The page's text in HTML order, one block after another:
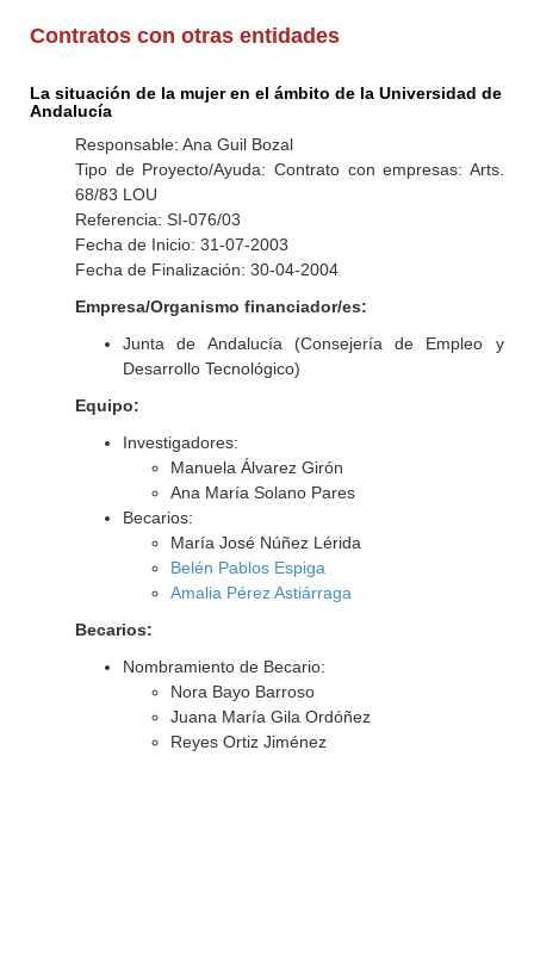
Contratos con otras entidades
La situación de la mujer en el ámbito de la Universidad de
Andalucía
Responsable: Ana Guil Bozal
Tipo de Proyecto/Ayuda: Contrato con empresas: Arts.
68/83 LOU
Referencia: SI-076/03
Fecha de Inicio: 31-07-2003
Fecha de Finalización: 30-04-2004
Empresa/Organismo financiador/es:
Junta de Andalucía (Consejería de Empleo y
Desarrollo Tecnológico)
Equipo:
Investigadores:
Manuela Álvarez Girón
Ana María Solano Pares
Becarios:
María José Núñez Lérida
Belén Pablos Espiga
Amalia Pérez Astiárraga
Becarios:
Nombramiento de Becario:
Nora Bayo Barroso
Juana María Gila Ordóñez
Reyes Ortiz Jiménez